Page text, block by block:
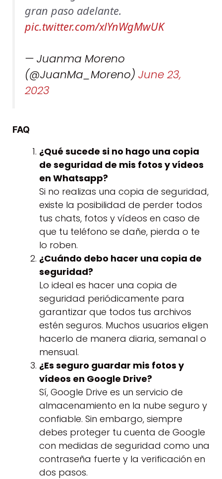
gran paso adelante.
pic.twitter.com/xlYnWgMwUK
— Juanma Moreno
(@JuanMa_Moreno) June 23,
2023
FAQ
¿Qué sucede si no hago una copia
de seguridad de mis fotos y vídeos
en Whatsapp?
Si no realizas una copia de seguridad,
existe la posibilidad de perder todos
tus chats, fotos y vídeos en caso de
que tu teléfono se dañe, pierda o te
lo roben.
¿Cuándo debo hacer una copia de
seguridad?
Lo ideal es hacer una copia de
seguridad periódicamente para
garantizar que todos tus archivos
estén seguros. Muchos usuarios eligen
hacerlo de manera diaria, semanal o
mensual.
¿Es seguro guardar mis fotos y
vídeos en Google Drive?
Sí, Google Drive es un servicio de
almacenamiento en la nube seguro y
confiable. Sin embargo, siempre
debes proteger tu cuenta de Google
con medidas de seguridad como una
contraseña fuerte y la verificación en
dos pasos.